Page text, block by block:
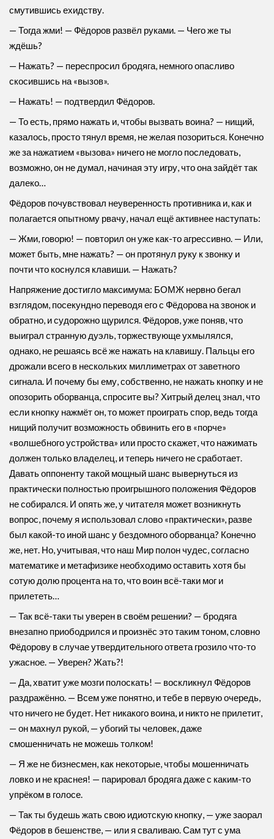
смутившись ехидству.
— Тогда жми! — Фёдоров развёл руками. — Чего же ты
ждёшь?
— Нажать? — переспросил бродяга, немного опасливо
скосившись на «вызов».
— Нажать! — подтвердил Фёдоров.
— То есть, прямо нажать и, чтобы вызвать воина? — нищий,
казалось, просто тянул время, не желая позориться. Конечно
же за нажатием «вызова» ничего не могло последовать,
возможно, он не думал, начиная эту игру, что она зайдёт так
далеко…
Фёдоров почувствовал неуверенность противника и, как и
полагается опытному рвачу, начал ещё активнее наступать:
— Жми, говорю! — повторил он уже как-то агрессивно. — Или,
может быть, мне нажать? — он протянул руку к звонку и
почти что коснулся клавиши. — Нажать?
Напряжение достигло максимума: БОМЖ нервно бегал
взглядом, посекундно переводя его с Фёдорова на звонок и
обратно, и судорожно щурился. Фёдоров, уже поняв, что
выиграл странную дуэль, торжествующе ухмылялся,
однако, не решаясь всё же нажать на клавишу. Пальцы его
дрожали всего в нескольких миллиметрах от заветного
сигнала. И почему бы ему, собственно, не нажать кнопку и не
опозорить оборванца, спросите вы? Хитрый делец знал, что
если кнопку нажмёт он, то может проиграть спор, ведь тогда
нищий получит возможность обвинить его в «порче»
«волшебного устройства» или просто скажет, что нажимать
должен только владелец, и теперь ничего не сработает.
Давать оппоненту такой мощный шанс вывернуться из
практически полностью проигрышного положения Фёдоров
не собирался. И опять же, у читателя может возникнуть
вопрос, почему я использовал слово «практически», разве
был какой-то иной шанс у бездомного оборванца? Конечно
же, нет. Но, учитывая, что наш Мир полон чудес, согласно
математике и метафизике необходимо оставить хотя бы
сотую долю процента на то, что воин всё-таки мог и
прилететь…
— Так всё-таки ты уверен в своём решении? — бродяга
внезапно приободрился и произнёс это таким тоном, словно
Фёдорову в случае утвердительного ответа грозило что-то
ужасное. — Уверен? Жать?!
— Да, хватит уже мозги полоскать! — воскликнул Фёдоров
раздражённо. — Всем уже понятно, и тебе в первую очередь,
что ничего не будет. Нет никакого воина, и никто не прилетит,
— он махнул рукой, — убогий ты человек, даже
смошенничать не можешь толком!
— Я же не бизнесмен, как некоторые, чтобы мошенничать
ловко и не краснея! — парировал бродяга даже с каким-то
упрёком в голосе.
— Так ты будешь жать свою идиотскую кнопку, — уже заорал
Фёдоров в бешенстве, — или я сваливаю. Сам тут с ума